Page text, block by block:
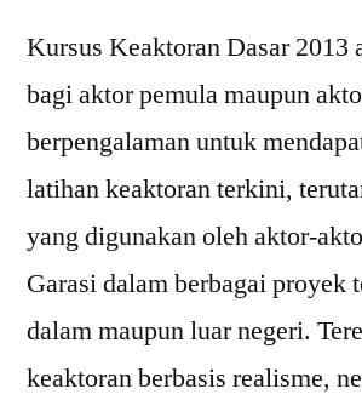
Kursus Keaktoran Dasar 2013
bagi aktor pemula maupun
berpengalaman untuk
latihan keaktoran terkini,
yang digunakan oleh aktor-
Garasi dalam berbagai proyek
dalam maupun luar negeri.
keaktoran berbasis realisme,